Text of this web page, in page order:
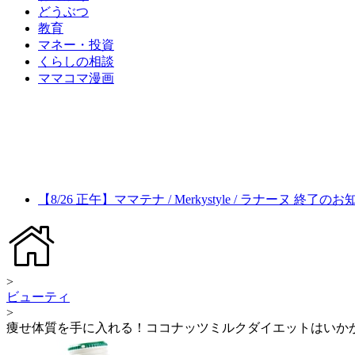
どうぶつ
教育
マネー・投資
くらしの相談
ママコマ漫画
【8/26 正午】ママテナ / Merkystyle / ラナーヌ 終了のお
>
ビューティ
>
痩せ体質を手に入れる！ココナッツミルクダイエットはいか